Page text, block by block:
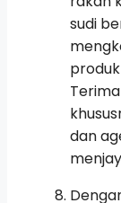
sudi
dan